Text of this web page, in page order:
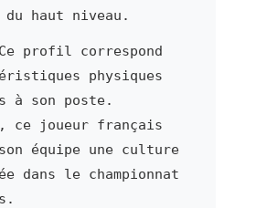
du haut niveau.
profil correspond
physiques
à son poste.
ce joueur français
équipe une culture
dans le championnat